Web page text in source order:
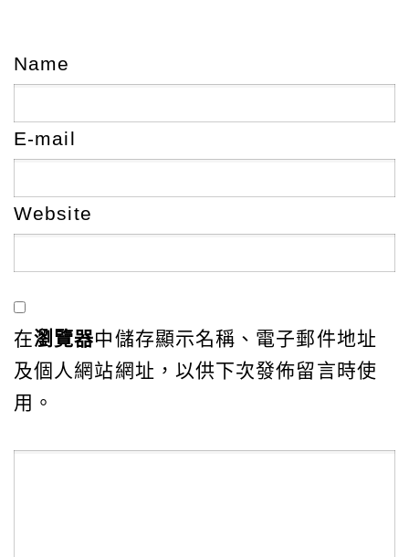
Name
E-mail
Website
在瀏覽器中儲存顯示名稱、電子郵件地址
及個人網站網址，以供下次發佈留言時使
用。